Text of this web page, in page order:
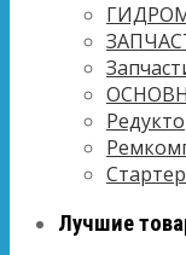
Стартер
Лучшие